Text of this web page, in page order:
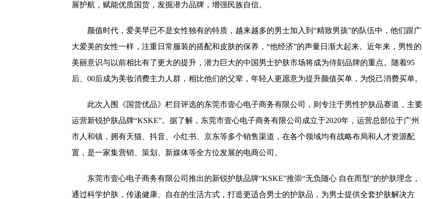
展护航，赋能优质国货，发掘潜力品牌，增强民族自信。
颜值时代，爱美早已不是女性独有的特质，越来越多的男士加入到“精致男孩”的队伍中，他们跟广
大爱美的女性一样，注重日常服装的搭配和皮肤的保养，“他经济”的声量日渐大起来。近年来，男性的
美丽意识与以前相比有了更大的提升，潜力巨大的中国男士护肤市场将成为侍刻品牌的重点。随着95
后、00后成为美妆消费主力人群，相比他们的父辈，年轻人更愿意为提升颜值买单，为悦己消费买单。
此次入围《国货优品》栏目评选的东莞市壹心电子商务有限公司，则专注于男性护肤品赛道，主要
运营新锐护肤品牌“KSKE”。据了解，东莞市壹心电子商务有限公司成立于2020年，运营总部位于广州
市人和镇，拥有天猫、抖音、小红书、京东等多个销售渠道，在各个领域均有战略布局和人才资源配
置，是一家集营销、策划、新媒体等全方位发展的电商公司。
东莞市壹心电子商务有限公司推出的新锐护肤品牌“KSKE”推崇“无负随心 自在而型”的护肤理念，
通过科学护肤，传递健康、自在的生活方式，打造更适合男士的护肤品，为男士提供全套护肤解决方